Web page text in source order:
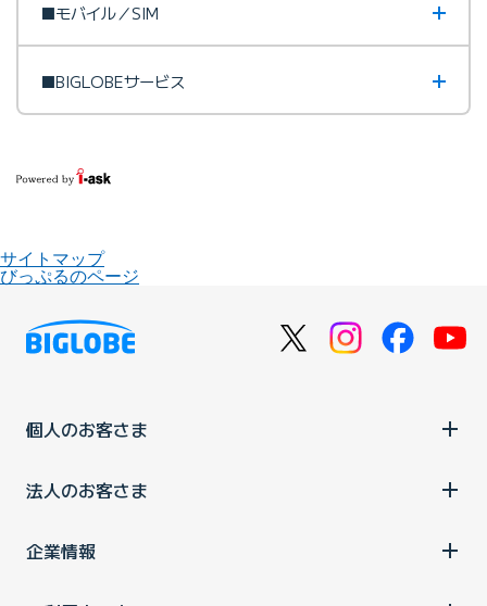
■モバイル／SIM
■BIGLOBEサービス
サイトマップ
びっぷるのページ
個人のお客さま
法人のお客さま
企業情報